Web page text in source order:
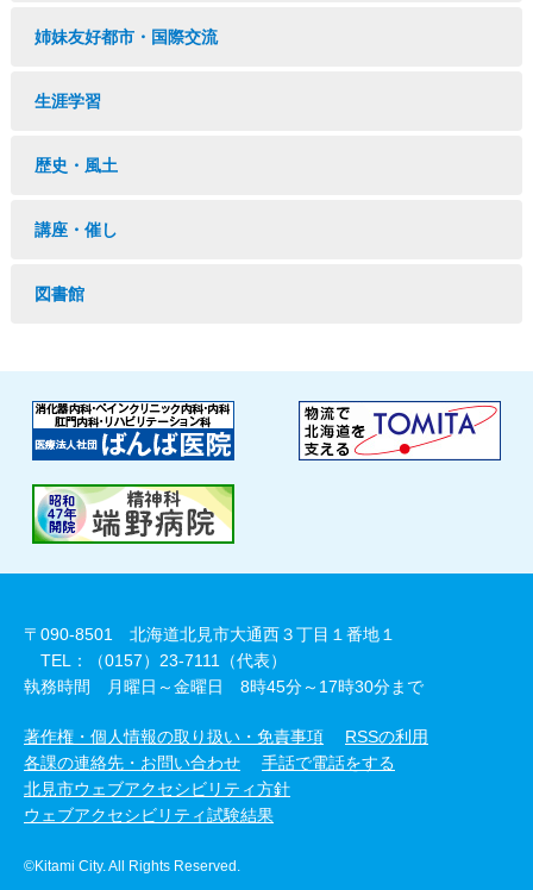
姉妹友好都市・国際交流
生涯学習
歴史・風土
講座・催し
図書館
〒090-8501 北海道北見市大通西３丁目１番地１
TEL：（0157）23-7111（代表）
執務時間 月曜日～金曜日 8時45分～17時30分まで
著作権・個人情報の取り扱い・免責事項
RSSの利用
各課の連絡先・お問い合わせ
手話で電話をする
北見市ウェブアクセシビリティ方針
ウェブアクセシビリティ試験結果
©Kitami City. All Rights Reserved.